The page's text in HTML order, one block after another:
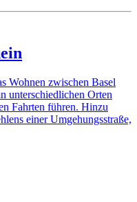
Wohnen zwischen Basel
unterschiedlichen Orten
Fahrten führen. Hinzu
einer Umgehungsstraße,